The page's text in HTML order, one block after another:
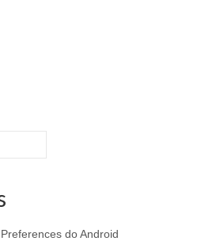
do Android